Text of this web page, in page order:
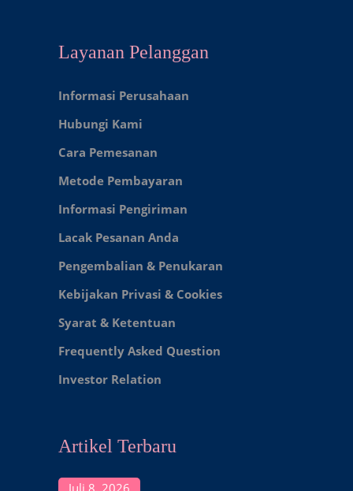
Layanan Pelanggan
Informasi Perusahaan
Hubungi Kami
Cara Pemesanan
Metode Pembayaran
Informasi Pengiriman
Lacak Pesanan Anda
Pengembalian & Penukaran
Kebijakan Privasi & Cookies
Syarat & Ketentuan
Frequently Asked Question
Investor Relation
Artikel Terbaru